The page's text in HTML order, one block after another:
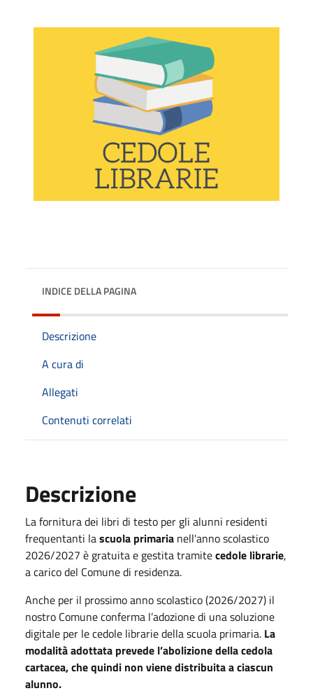
INDICE DELLA PAGINA
Descrizione
A cura di
Allegati
Contenuti correlati
Descrizione
La fornitura dei libri di testo per gli alunni residenti
frequentanti lascuola primaria nell'anno scolastico
2026/2027 è gratuita e gestita tramitecedole librarie,
a carico del Comune di residenza.
Anche per il prossimo anno scolastico (2026/2027) il
nostro Comune conferma l’adozione di una soluzione
digitale per le cedole librarie della scuola primaria. La
modalità adottata prevede l’abolizione della cedola
cartacea, che quindi non viene distribuita a ciascun
alunno.